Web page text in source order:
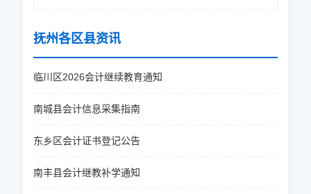
抚州各区县资讯
临川区2026会计继续教育通知
南城县会计信息采集指南
东乡区会计证书登记公告
南丰县会计继教补学通知